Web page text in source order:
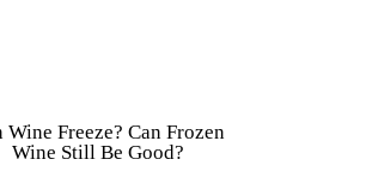
Wine Freeze? Can Frozen
Wine Still Be Good?